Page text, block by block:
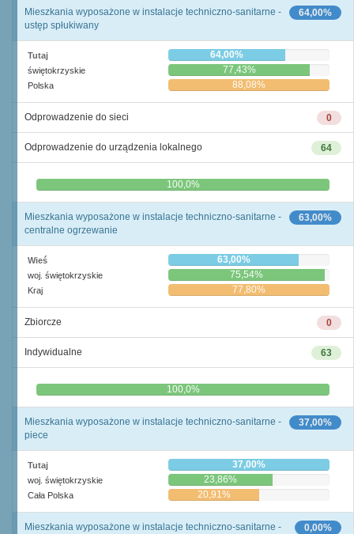
64,00%
Mieszkania wyposażone w instalacje techniczno-sanitarne -
ustęp spłukiwany
Tutaj 64,00%
świętokrzyskie 77,43%
Polska 88,08%
0
Odprowadzenie do sieci
64
Odprowadzenie do urządzenia lokalnego
0,0% 100,0%
63,00%
Mieszkania wyposażone w instalacje techniczno-sanitarne -
centralne ogrzewanie
Wieś 63,00%
woj. świętokrzyskie 75,54%
Kraj 77,80%
0
Zbiorcze
63
Indywidualne
0,0% 100,0%
37,00%
Mieszkania wyposażone w instalacje techniczno-sanitarne -
piece
Tutaj 37,00%
woj. świętokrzyskie 23,86%
Cała Polska 20,91%
0,00%
Mieszkania wyposażone w instalacje techniczno-sanitarne -